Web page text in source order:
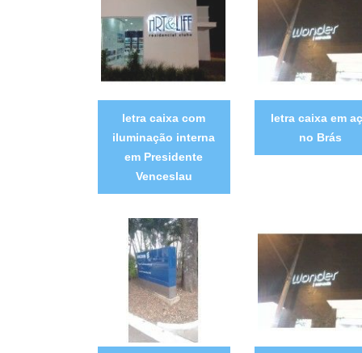
letra caixa com
iluminação interna
em Presidente
Venceslau
letra caixa em
no Brás